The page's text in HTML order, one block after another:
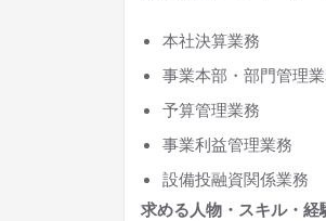
本社決算業務
事業本部・部門管理
予算管理業務
事業利益管理業務
設備投融資関係業務
求める人物・スキル・経